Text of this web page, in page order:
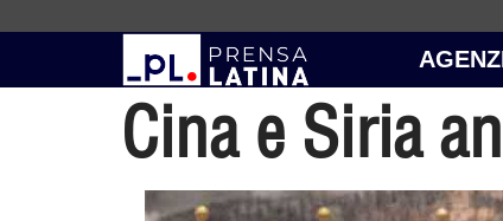
Cina e Siria